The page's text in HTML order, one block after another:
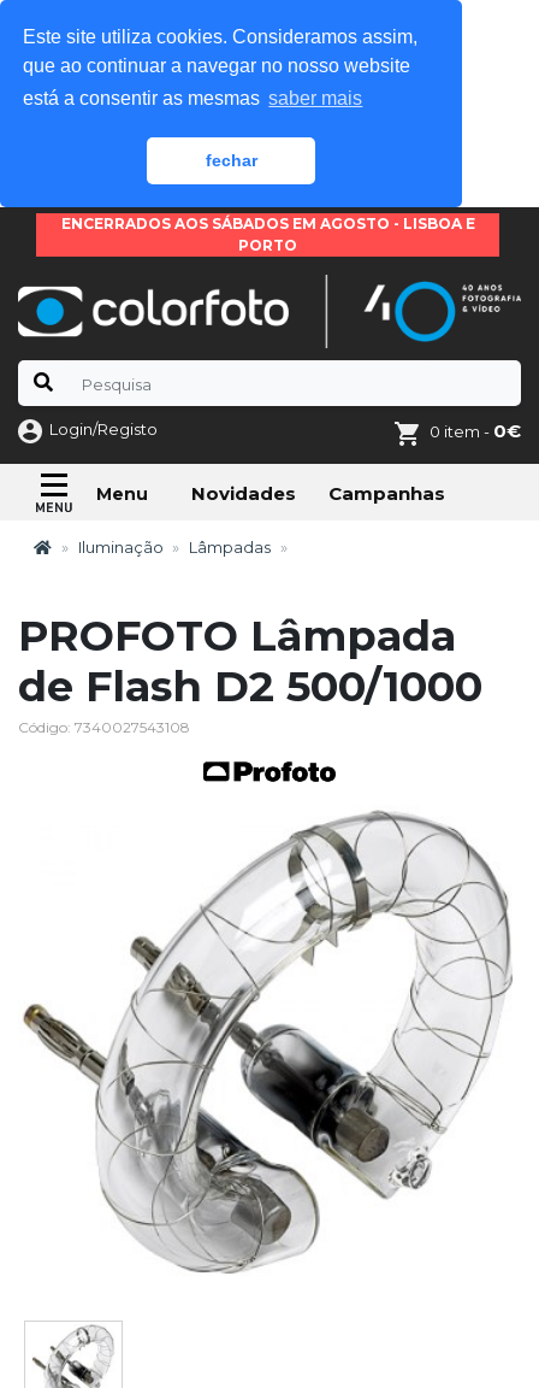
Este site utiliza cookies. Consideramos assim,
que ao continuar a navegar no nosso website
está a consentir as mesmas saber mais
fechar
ENCERRADOS AOS SÁBADOS EM AGOSTO - LISBOA E
PORTO
Login/Registo 0 item - 0€
Menu Novidades Campanhas
Iluminação Lâmpadas
PROFOTO Lâmpada
de Flash D2 500/1000
Código: 7340027543108